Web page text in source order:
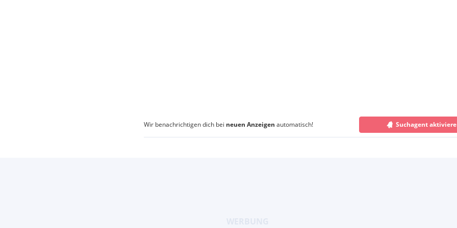
Wir benachrichtigen dich bei neuen Anzeigen automatisch! Suchagent